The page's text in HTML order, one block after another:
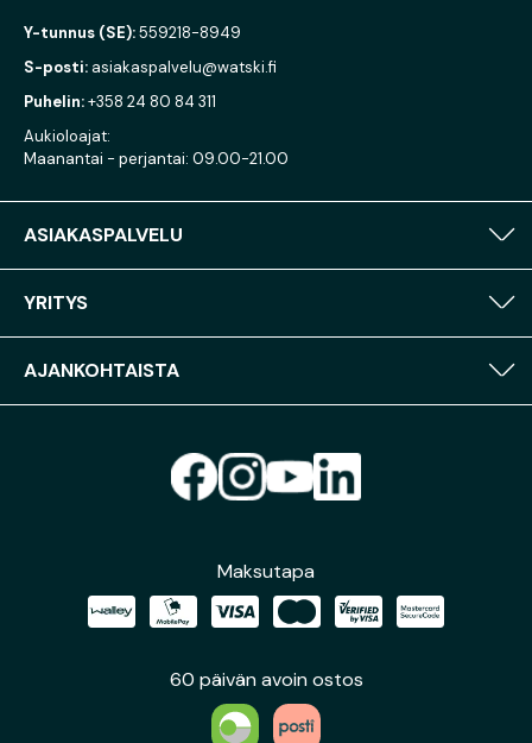
Y-tunnus (SE):559218-8949
S-posti: asiakaspalvelu@watski.fi
Puhelin:+358 24 80 84 311
Aukioloajat:
Maanantai - perjantai: 09.00-21.00
ASIAKASPALVELU
YRITYS
AJANKOHTAISTA
Maksutapa
60 päivän avoin ostos